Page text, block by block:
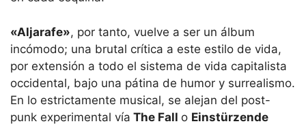
«Aljarafe», por tanto, vuelve a ser un álbum
incómodo; una brutal crítica a este estilo de vida,
por extensión a todo el sistema de vida capitalista
occidental, bajo una pátina de humor y surrealismo.
En lo estrictamente musical, se alejan del post-
punk experimental vía The Fall o Einstürzende